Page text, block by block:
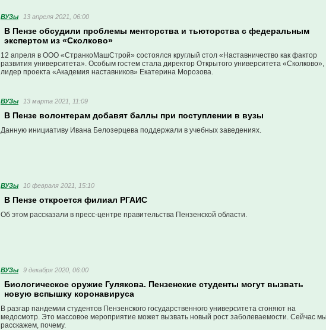
ВУЗы 13 апреля 2021, 06:00
В Пензе обсудили проблемы менторства и тьюторства с федеральным
экспертом из «Сколково»
12 апреля в ООО «СтранкоМашСтрой» состоялся круглый стол «Наставничество как фактор
развития университета». Особым гостем стала директор Открытого университета «Сколково»,
лидер проекта «Академия наставников» Екатерина Морозова.
ВУЗы 13 марта 2021, 11:09
В Пензе волонтерам добавят баллы при поступлении в вузы
Данную инициативу Ивана Белозерцева поддержали в учебных заведениях.
ВУЗы 10 февраля 2021, 15:10
В Пензе откроется филиал РГАИС
Об этом рассказали в пресс-центре правительства Пензенской области.
ВУЗы 9 декабря 2020, 06:00
Биологическое оружие Гулякова. Пензенские студенты могут вызвать
новую вспышку коронавируса
В разгар пандемии студентов Пензенского государственного университета сгоняют на
медосмотр. Это массовое мероприятие может вызвать новый рост заболеваемости. Сейчас
расскажем, почему.